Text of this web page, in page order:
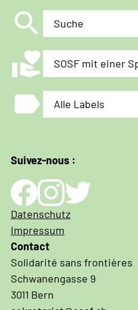
search Suche
volunteer_activism SOSF mit einer
label Alle Labels
Suivez-nous :
Impressum
und
Datenschutz
Datenschutz
Impressum
Contact
Solidarité sans frontières
Schwanengasse 9
3011 Bern